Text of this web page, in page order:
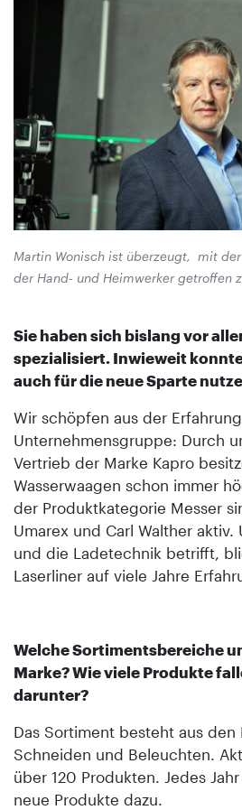
Martin Wonisch ist überzeugt, mit
der Hand- und Heimwerker getroffen
Sie haben sich bislang vor
spezialisiert. Inwieweit
auch für die neue Sparte
Wir schöpfen aus der
Unternehmensgruppe: Durch
Vertrieb der Marke Kapro
Wasserwaagen schon immer
der Produktkategorie Messer
Umarex und Carl Walther aktiv.
und die Ladetechnik betrifft,
Laserliner auf viele Jahre
Welche Sortimentsbereiche
Marke? Wie viele Produkte
darunter?
Das Sortiment besteht aus den
Schneiden und Beleuchten.
über 120 Produkten. Jedes
neue Produkte dazu.